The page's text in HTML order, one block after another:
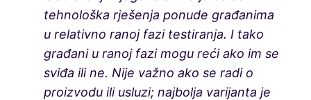
tehnološka rješenja ponude građanima
u relativno ranoj fazi testiranja. I tako
građani u ranoj fazi mogu reći ako im se
sviđa ili ne. Nije važno ako se radi o
proizvodu ili usluzi; najbolja varijanta je